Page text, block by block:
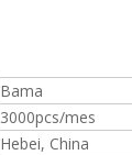
Bama
3000pcs/mes
Hebei, China